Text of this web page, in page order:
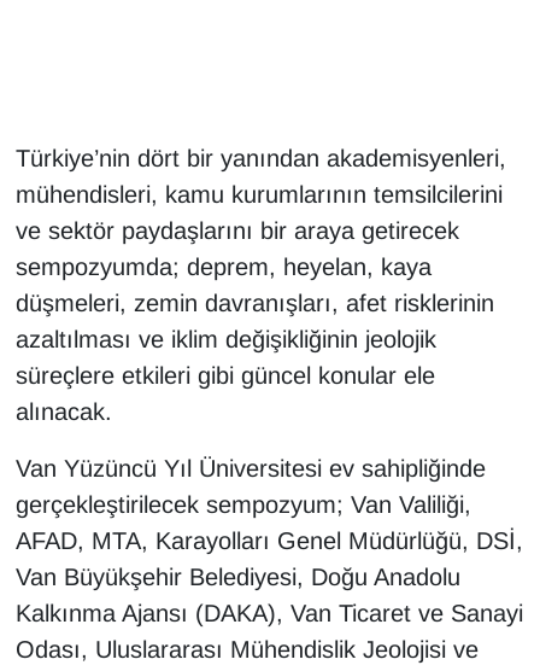
Türkiye’nin dört bir yanından akademisyenleri,
mühendisleri, kamu kurumlarının temsilcilerini
ve sektör paydaşlarını bir araya getirecek
sempozyumda; deprem, heyelan, kaya
düşmeleri, zemin davranışları, afet risklerinin
azaltılması ve iklim değişikliğinin jeolojik
süreçlere etkileri gibi güncel konular ele
alınacak.
Van Yüzüncü Yıl Üniversitesi ev sahipliğinde
gerçekleştirilecek sempozyum; Van Valiliği,
AFAD, MTA, Karayolları Genel Müdürlüğü, DSİ,
Van Büyükşehir Belediyesi, Doğu Anadolu
Kalkınma Ajansı (DAKA), Van Ticaret ve Sanayi
Odası, Uluslararası Mühendislik Jeolojisi ve
Kadın
Kamu Alımları
Kim Kimdir?
Kültür & Sanat
MAGAZİN
MEDYA
ONE EKONOMİ